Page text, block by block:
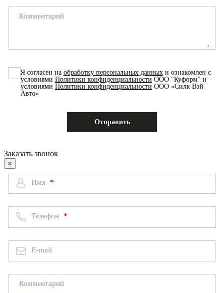
Комментарий
Я согласен на обработку персональных данныхи ознакомлен с
условиями Политики конфиденциальности ООО "Куформ" и
условиями Политики конфиденциальности ООО «Силк Вэй
Авто»
Заказать звонок
×
Имя
Телефон
E-mail
Комментарий